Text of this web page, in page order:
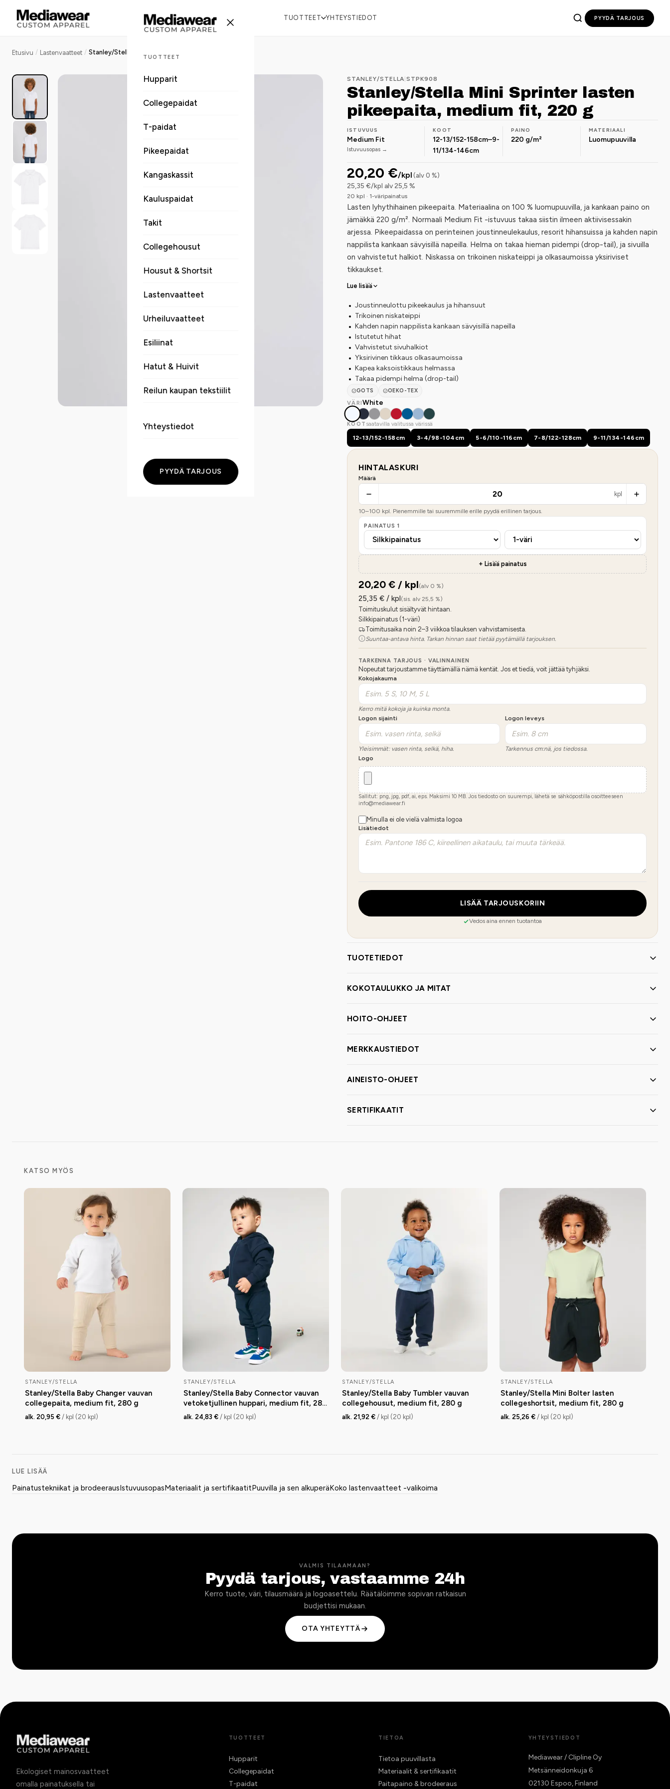
TUOTTEET YHTEYSTIEDOT PYYDÄ TARJOUS
TUOTTEET
Hupparit
Collegepaidat
T-paidat
Pikeepaidat
Kangaskassit
Kauluspaidat
Takit
Collegehousut
Housut & Shortsit
Lastenvaatteet
Urheiluvaatteet
Esiliinat
Hatut & Huivit
Reilun kaupan tekstiilit
Yhteystiedot
PYYDÄ TARJOUS
Etusivu / Lastenvaatteet /
STANLEY/STELLA |STPK908
Stanley/Stella Mini Sprinter lasten
pikeepaita, medium fit, 220 g
ISTUVUUS
Medium Fit
Istuvuusopas →
KOOT
12-13/152-158cm–9-
11/134-146cm
PAINO
220 g/m²
MATERIAALI
Luomupuuvilla
20,20 €/kpl (alv 0 %)
25,35 €/kpl alv 25,5 %
20 kpl · 1-väripainatus
Lasten lyhythihainen pikeepaita. Materiaalina on 100 % luomupuuvilla, ja kankaan paino on
jämäkkä 220 g/m². Normaali Medium Fit -istuvuus takaa siistin ilmeen aktiivisessakin
arjessa. Pikeepaidassa on perinteinen joustinneulekaulus, resorit hihansuissa ja kahden napin
nappilista kankaan sävyisillä napeilla. Helma on takaa hieman pidempi (drop-tail), ja sivuilla
on vahvistetut halkiot. Niskassa on trikoinen niskateippi ja olkasaumoissa yksiriviset
tikkaukset.
Lue lisää
Joustinneulottu pikeekaulus ja hihansuut
Trikoinen niskateippi
Kahden napin nappilista kankaan sävyisillä napeilla
Istutetut hihat
Vahvistetut sivuhalkiot
Yksirivinen tikkaus olkasaumoissa
Kapea kaksoistikkaus helmassa
Takaa pidempi helma (drop-tail)
GOTS
OEKO-TEX
VÄRIWhite
KOOT saatavilla valitussa värissä
12-13/152-158cm
3-4/98-104cm 5-6/110-116cm 7-8/122-128cm 9-11/134-146cm
HINTALASKURI
Määrä
kpl
10–100 kpl. Pienemmille tai suuremmille erille pyydä erillinen tarjous.
PAINATUS 1
+ Lisää painatus
20,20 € / kpl(alv 0 %)
25,35 € / kpl(sis. alv 25,5 %)
Toimituskulut sisältyvät hintaan.
Silkkipainatus (1-väri)
Toimitusaika noin 2–3 viikkoa tilauksen vahvistamisesta.
Suuntaa-antava hinta. Tarkan hinnan saat tietää pyytämällä tarjouksen.
TARKENNA TARJOUS · VALINNAINEN
Nopeutat tarjoustamme täyttämällä nämä kentät. Jos et tiedä, voit jättää tyhjäksi.
Kokojakauma
Kerro mitä kokoja ja kuinka monta.
Logon sijainti
Yleisimmät: vasen rinta, selkä, hiha.
Logon leveys
Tarkennus cm:nä, jos tiedossa.
Logo
Sallitut: png, jpg, pdf, ai, eps. Maksimi 10 MB. Jos tiedosto on suurempi, lähetä se sähköpostilla osoitteeseen
info@mediawear.fi
Minulla ei ole vielä valmista logoa
Lisätiedot
LISÄÄ TARJOUSKORIIN
Vedos aina ennen tuotantoa
TUOTETIEDOT
KOKOTAULUKKO JA MITAT
HOITO-OHJEET
MERKKAUSTIEDOT
AINEISTO-OHJEET
SERTIFIKAATIT
KATSO MYÖS
STANLEY/STELLA
Stanley/Stella Baby Changer vauvan
collegepaita, medium fit, 280 g
alk. 20,95 € / kpl (20 kpl)
STANLEY/STELLA
Stanley/Stella Baby Connector vauvan
vetoketjullinen huppari, medium fit, 280
g
alk. 24,83 € / kpl (20 kpl)
STANLEY/STELLA
Stanley/Stella Baby Tumbler vauvan
collegehousut, medium fit, 280 g
alk. 21,92 € / kpl (20 kpl)
STANLEY/STELLA
Stanley/Stella Mini Bolter lasten
collegeshortsit, medium fit, 280 g
alk. 25,26 € / kpl (20 kpl)
LUE LISÄÄ
Painatustekniikat ja brodeerausIstuvuusopasMateriaalit ja sertifikaatitPuuvilla ja sen alkuperäKoko lastenvaatteet -valikoima
VALMIS TILAAMAAN?
Pyydä tarjous, vastaamme 24h
Kerro tuote, väri, tilausmäärä ja logoasettelu. Räätälöimme sopivan ratkaisun
budjettisi mukaan.
OTA YHTEYTTÄ
Ekologiset mainosvaatteet
omalla painatuksella tai
TUOTTEET
Hupparit
Collegepaidat
T-paidat
TIETOA
Tietoa puuvillasta
Materiaalit & sertifikaatit
Paitapaino & brodeeraus
YHTEYSTIEDOT
Mediawear / Clipline Oy
Metsänneidonkuja 6
02130 Espoo, Finland